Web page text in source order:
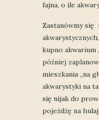
fajna, o ile
Zastanówmy się
kupno akwarium
później
mieszkania „na
akwarystyki na
się nijak do
pojeżdżę na